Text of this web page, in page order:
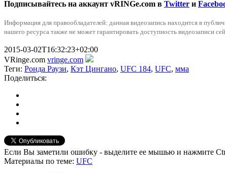
Подписывайтесь на аккаунт vRINGe.com в Twitter и
Информация для правообладателей: данная видеозапись находится в
нашего ресурса также не может гарантировать доступность видеозаписи
2015-03-02T16:32:23+02:00
VRinge.com vringe.com
Теги: Ронда Раузи, Кэт Цингано, UFC 184, UFC, мма
Поделиться:
Если Вы заметили ошибку - выделите ее мышью и нажмите
Материалы по теме: UFC